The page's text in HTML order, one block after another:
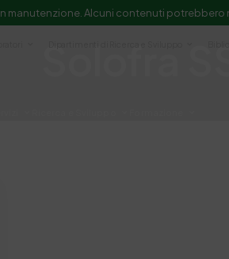
manutenzione. Alcuni contenuti potrebbero